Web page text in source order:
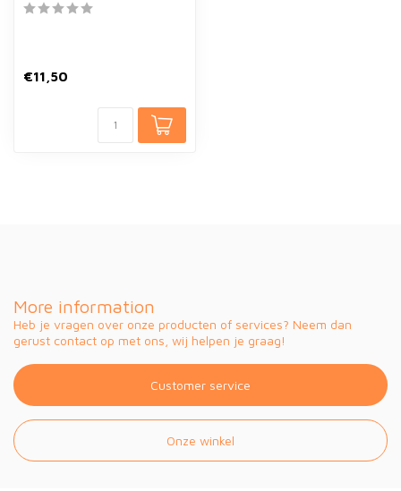
€11,50
More information
Heb je vragen over onze producten of services? Neem dan
gerust contact op met ons, wij helpen je graag!
Customer service
Onze winkel